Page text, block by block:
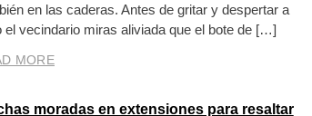
en las caderas. Antes de gritar y despertar a
el vecindario miras aliviada que el bote de […]
MORE
moradas en extensiones para resaltar